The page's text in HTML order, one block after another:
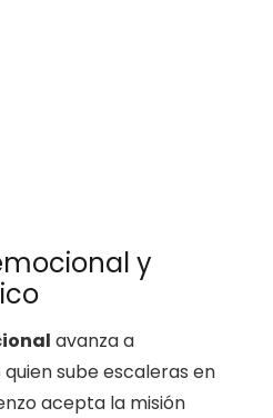
y
avanza a
sube escaleras en
acepta la misión